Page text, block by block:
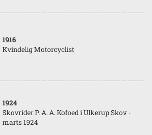
1916
Kvindelig Motorcyclist
1924
Skovrider P. A. A. Kofoed i Ulkerup Skov -
marts 1924